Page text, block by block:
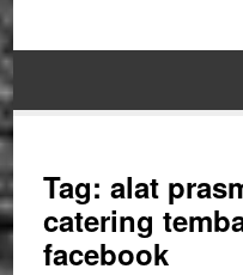
Tag:alat
catering
facebook